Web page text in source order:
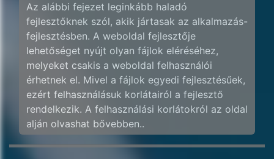
Az alábbi fejezet leginkább haladó
fejlesztőknek szól, akik jártasak az alkalmazás-
fejlesztésben. A weboldal fejlesztője
lehetőséget nyújt olyan fájlok eléréséhez,
melyeket csakis a weboldal felhasználói
érhetnek el. Mivel a fájlok egyedi fejlesztésűek,
ezért felhasználásuk korlátairól a fejlesztő
rendelkezik. A felhasználási korlátokról az oldal
alján olvashat bővebben..